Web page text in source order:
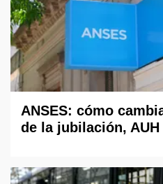
ANSES: cómo
de la jubilación,